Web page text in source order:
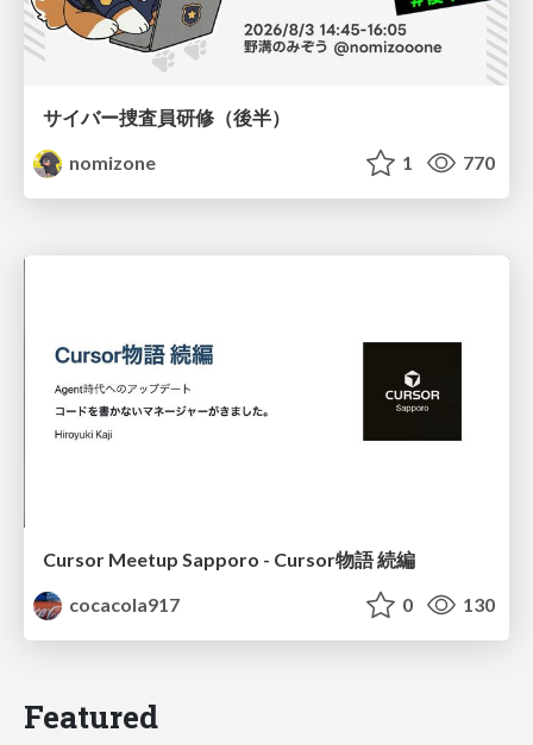
サイバー捜査員研修（後半）
nomizone
1 770
Cursor Meetup Sapporo - Cursor物語 続編
cocacola917
0 130
Featured